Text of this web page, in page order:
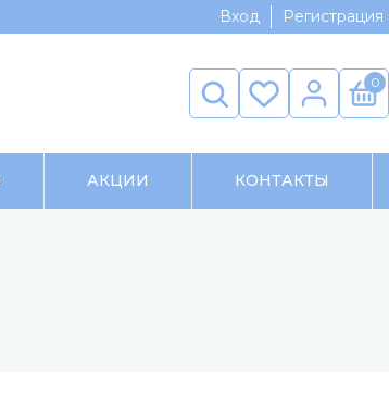
Вход Регистрация
0
АКЦИИ КОНТАКТЫ